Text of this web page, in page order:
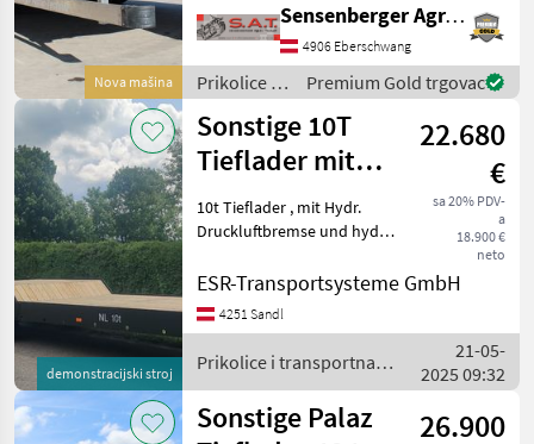
Nova mašina
cca. 4.500 kg -Nosivost
13.500 kg -2 x 10-tonske
osovine -Prostor za utovar
Sensenberger Agrar-Technik
4906 Eberschwang
Prikolice i
transportna
vozila /
Sonstige
Premium Gold trgovac
demonstracijski stroj
Sonstige 10T
Tieflader mit
hydr. Rampen
22.680
€
sa 20% PDV-
a
18.900 €
neto
10t Tieflader , mit Hydr.
Druckluftbremse und hydr.
Ausführung Prikolice i
transportna vozila Niski
utovarivači
ESR-Transportsysteme GmbH
4251 Sandl
Prikolice i transportna
vozila / Sonstige
21-05-
2025 09:32
Sonstige Palaz
26.900